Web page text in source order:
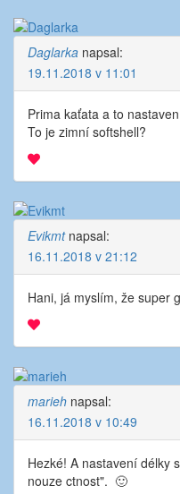
Daglarka napsal:
19.11.2018 v 11:01
Prima kaťata a to
To je zimní softshell?
Evikmt napsal:
16.11.2018 v 21:12
Hani, já myslím, že super
marieh napsal:
16.11.2018 v 10:49
Hezké! A nastavení délky
nouze ctnost". 🙂